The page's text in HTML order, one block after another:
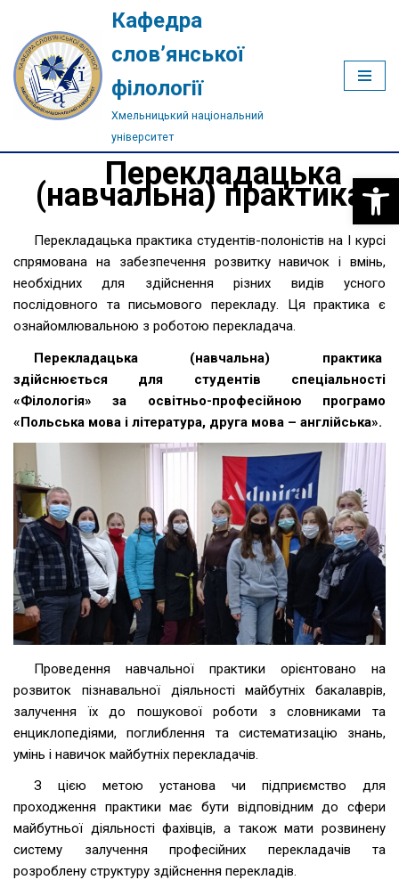
Перейти
до
вмісту
Кафедра
слов’янської
філології
Хмельницький національний
університет
Перекладацька
(навчальна) практика
Перекладацька практика студентів-полоністів на І курсі
спрямована на забезпечення розвитку навичок і вмінь,
необхідних для здійснення різних видів усного
послідовного та письмового перекладу. Ця практика є
ознайомлювальною з роботою перекладача.
Перекладацька (навчальна) практика
здійснюється для студентів спеціальності
«Філологія» за освітньо-професійною програмо
«Польська мова і література, друга мова – англійська».
Проведення навчальної практики орієнтовано на
розвиток пізнавальної діяльності майбутніх бакалаврів,
залучення їх до пошукової роботи з словниками та
енциклопедіями, поглиблення та систематизацію знань,
умінь і навичок майбутніх перекладачів.
З цією метою установа чи підприємство для
проходження практики має бути відповідним до сфери
майбутньої діяльності фахівців, а також мати розвинену
систему залучення професійних перекладачів та
розроблену структуру здійснення перекладів.